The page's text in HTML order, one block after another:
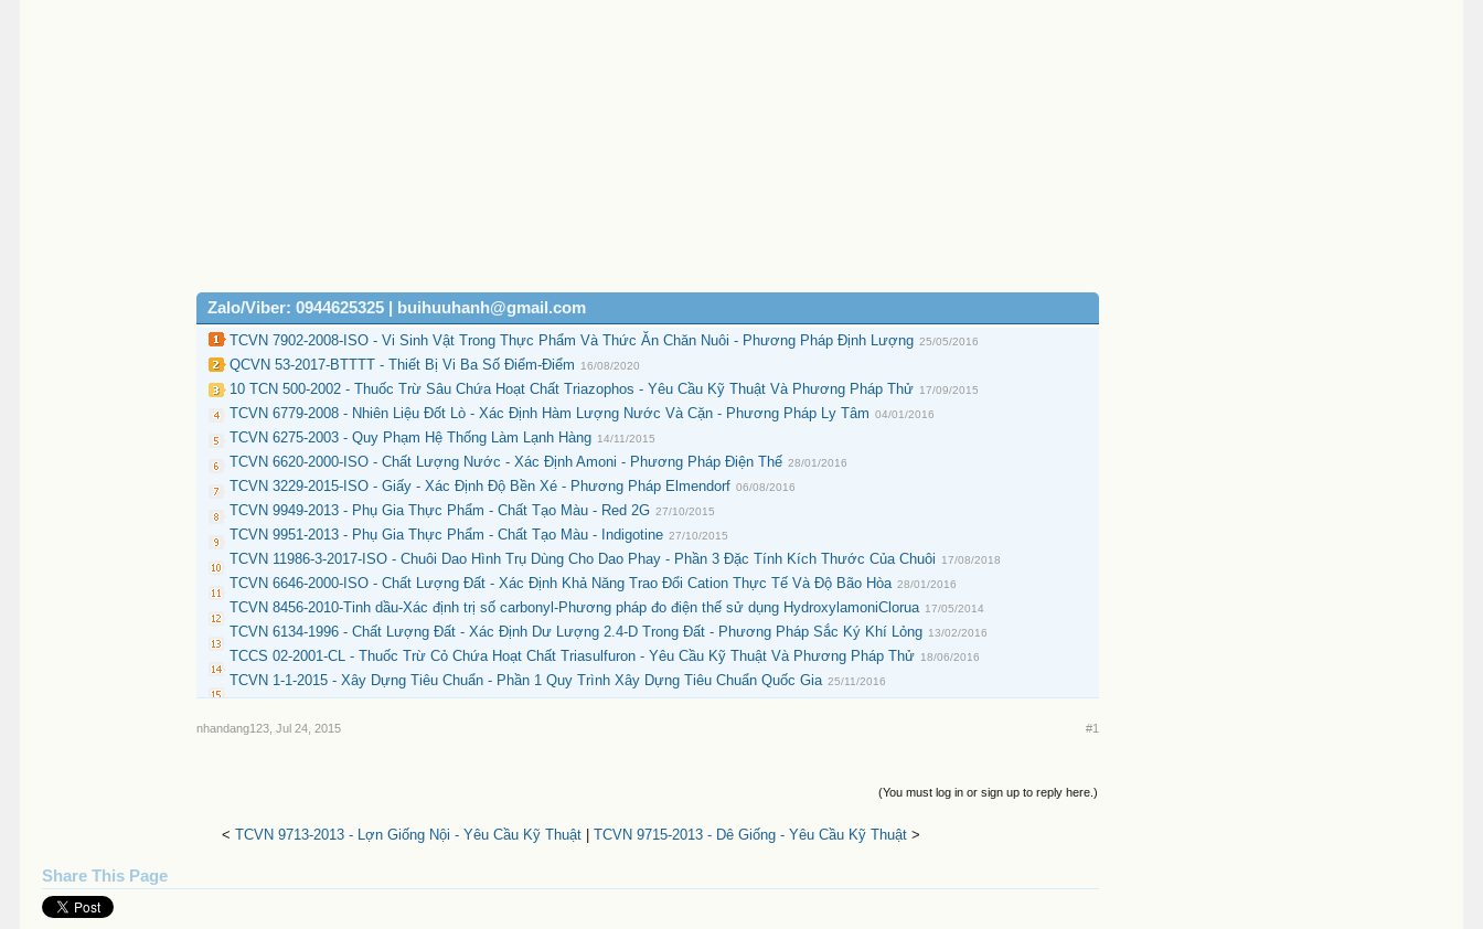
Zalo/Viber: 0944625325 | buihuuhanh@gmail.com
TCVN 7902-2008-ISO - Vi Sinh Vật Trong Thực Phẩm Và Thức Ăn Chăn Nuôi - Phương Pháp Định Lượng 25/05/2016
QCVN 53-2017-BTTTT - Thiết Bị Vi Ba Số Điểm-Điểm 16/08/2020
10 TCN 500-2002 - Thuốc Trừ Sâu Chứa Hoạt Chất Triazophos - Yêu Cầu Kỹ Thuật Và Phương Pháp Thử 17/09/2015
TCVN 6779-2008 - Nhiên Liệu Đốt Lò - Xác Định Hàm Lượng Nước Và Cặn - Phương Pháp Ly Tâm 04/01/2016
TCVN 6275-2003 - Quy Phạm Hệ Thống Làm Lạnh Hàng 14/11/2015
TCVN 6620-2000-ISO - Chất Lượng Nước - Xác Định Amoni - Phương Pháp Điện Thế 28/01/2016
TCVN 3229-2015-ISO - Giấy - Xác Định Độ Bền Xé - Phương Pháp Elmendorf 06/08/2016
TCVN 9949-2013 - Phụ Gia Thực Phẩm - Chất Tạo Màu - Red 2G 27/10/2015
TCVN 9951-2013 - Phụ Gia Thực Phẩm - Chất Tạo Màu - Indigotine 27/10/2015
TCVN 11986-3-2017-ISO - Chuôi Dao Hình Trụ Dùng Cho Dao Phay - Phần 3 Đặc Tính Kích Thước Của Chuôi 17/08/2018
TCVN 6646-2000-ISO - Chất Lượng Đất - Xác Định Khả Năng Trao Đổi Cation Thực Tế Và Độ Bão Hòa 28/01/2016
TCVN 8456-2010-Tinh dầu-Xác định trị số carbonyl-Phương pháp đo điện thế sử dụng HydroxylamoniClorua 17/05/2014
TCVN 6134-1996 - Chất Lượng Đất - Xác Định Dư Lượng 2.4-D Trong Đất - Phương Pháp Sắc Ký Khí Lỏng 13/02/2016
TCCS 02-2001-CL - Thuốc Trừ Cỏ Chứa Hoạt Chất Triasulfuron - Yêu Cầu Kỹ Thuật Và Phương Pháp Thử 18/06/2016
TCVN 1-1-2015 - Xây Dựng Tiêu Chuẩn - Phần 1 Quy Trình Xây Dựng Tiêu Chuẩn Quốc Gia 25/11/2016
nhandang123 Jul 24, 2015 #1
(You must log in or sign up to reply here.)
< TCVN 9713-2013 - Lợn Giống Nội - Yêu Cầu Kỹ Thuật| TCVN 9715-2013 - Dê Giống - Yêu Cầu Kỹ Thuật>
Share This Page